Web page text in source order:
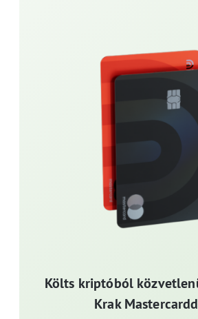
Költs kriptóból
Krak